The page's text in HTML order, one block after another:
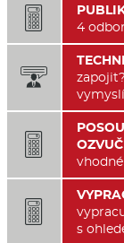

4



s